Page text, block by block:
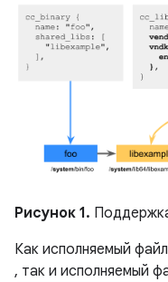
Рисунок 1.
Как исполняемый
, так и исполняемый